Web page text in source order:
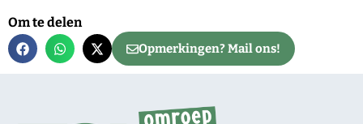
Om te delen
Opmerkingen? Mail ons!